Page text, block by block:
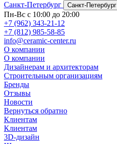
Санкт-Петербург
Санкт-Петербург
Пн-Вс с 10:00 до 20:00
+7 (962) 343-21-12
+7 (812) 985-58-85
info@ceramic-center.ru
О компании
О компании
Дизайнерам и архитекторам
Строительным организациям
Бренды
Отзывы
Новости
Вернуться обратно
Клиентам
Клиентам
3D-дизайн